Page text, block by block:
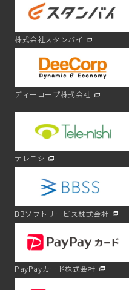
株式会社スタンバイ
ディーコープ株式会社
テレニシ
BBソフトサービス株式会社
PayPayカード株式会社